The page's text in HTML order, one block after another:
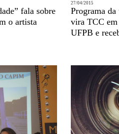
fala sobre
o artista
27/04/2015
Programa
vira TCC
UFPB e